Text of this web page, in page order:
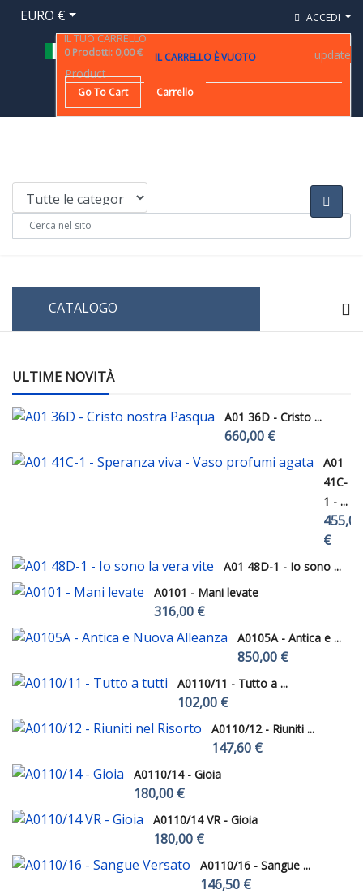
EURO € ACCEDI
IL TUO CARRELLO
0 Prodotti: 0,00 € IL CARRELLO È VUOTO
Product
update
Go To Cart Carrello
CATALOGO
ULTIME NOVITÀ
A01 36D - Cristo ...
660,00 €
A01
41C-
1 - ...
455,00
€
A01 48D-1 - Io sono ...
A0101 - Mani levate
316,00 €
A0105A - Antica e ...
850,00 €
A0110/11 - Tutto a ...
102,00 €
A0110/12 - Riuniti ...
147,60 €
A0110/14 - Gioia
180,00 €
A0110/14 VR - Gioia
180,00 €
A0110/16 - Sangue ...
146,50 €